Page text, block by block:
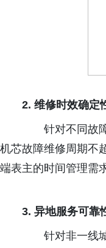
2. 维修时效确定
针对不同故障
机芯故障维修周期不
端表主的时间管理需
3. 异地服务可靠
针对非一线城